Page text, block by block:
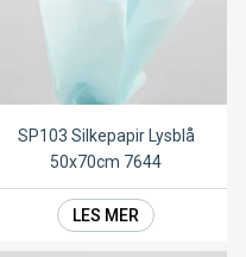
SP103 Silkepapir Lysblå
50x70cm 7644
LES MER